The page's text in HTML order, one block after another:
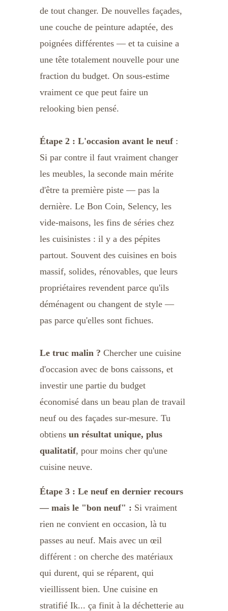
de tout changer. De nouvelles façades,
une couche de peinture adaptée, des
poignées différentes — et ta cuisine a
une tête totalement nouvelle pour une
fraction du budget. On sous-estime
vraiment ce que peut faire un
relooking bien pensé.
Étape 2 : L'occasion avant le neuf :
Si par contre il faut vraiment changer
les meubles, la seconde main mérite
d'être ta première piste — pas la
dernière. Le Bon Coin, Selency, les
vide-maisons, les fins de séries chez
les cuisinistes : il y a des pépites
partout. Souvent des cuisines en bois
massif, solides, rénovables, que leurs
propriétaires revendent parce qu'ils
déménagent ou changent de style —
pas parce qu'elles sont fichues.
Le truc malin ? Chercher une cuisine
d'occasion avec de bons caissons, et
investir une partie du budget
économisé dans un beau plan de travail
neuf ou des façades sur-mesure. Tu
obtiens un résultat unique, plus
qualitatif, pour moins cher qu'une
cuisine neuve.
Étape 3 : Le neuf en dernier recours
— mais le "bon neuf" : Si vraiment
rien ne convient en occasion, là tu
passes au neuf. Mais avec un œil
différent : on cherche des matériaux
qui durent, qui se réparent, qui
vieillissent bien. Une cuisine en
stratifié Ik... ça finit à la déchetterie au